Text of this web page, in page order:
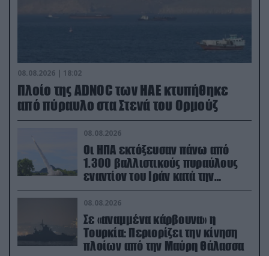
08.08.2026 | 18:02
Πλοίο της ADNOC των ΗΑΕ κτυπήθηκε
από πύραυλο στα Στενά του Ορμούζ
08.08.2026
Οι ΗΠΑ εκτόξευσαν πάνω από
1.300 βαλλιστικούς πυραύλους
εναντίον του Ιράν κατά την
διάρκεια του πολέμου
08.08.2026
Σε «αναμμένα κάρβουνα» η
Τουρκία: Περιορίζει την κίνηση
πλοίων από την Μαύρη Θάλασσα